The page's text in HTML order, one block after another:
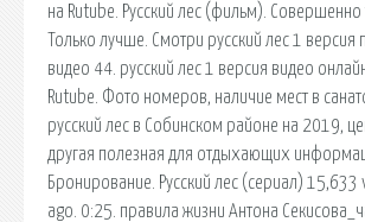
на Rutube. Русский лес (фильм). Совершенно
Только лучше. Смотри русский лес 1
видео 44. русский лес 1 версия видео
Rutube. Фото номеров, наличие мест в
русский лес в Собинском районе на 2019,
другая полезная для отдыхающих
Бронирование. Русский лес (сериал)
ago. 0:25. правила жизни Антона